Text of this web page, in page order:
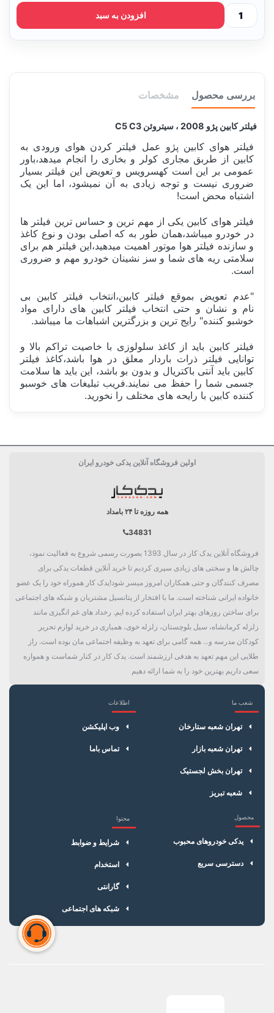
افزودن به سبد
بررسی محصول مشخصات
فیلتر کابین پژو 2008 ، سیتروئن C5 C3
فیلتر هوای کابین پژو عمل فیلتر کردن هوای ورودی به
کابین از طربق مجاری کولر و بخاری را انجام میدهد،باور
عمومی بر این است کهسرویس و تعویض این فیلتر بسیار
ضروری نیست و توجه زیادی به آن نمیشود، اما این یک
اشتباه محض است!
فیلتر هوای کابین یکی از مهم ترین و حساس ترین فیلتر ها
در خودرو میباشد،همان طور به که اصلی بودن و نوع کاغذ
و سازنده فیلتر هوا موتور اهمیت میدهید،این فیلتر هم برای
سلامتی ریه های شما و سز نشینان خودرو مهم و ضروری
است.
"عدم تعویض بموقع فیلتر کابین،انتخاب فیلتر کابین بی
نام و نشان و حتی انتخاب فیلتر کابین های دارای مواد
خوشبو کننده" رایج ترین و بزرگترین اشباهات ما میباشد.
فیلتر کابین باید از کاغذ سلولوزی با خاصیت تراکم بالا و
توانایی فیلتر ذرات باردار معلق در هوا باشد،کاغذ فیلتر
کابین باید آنتی باکتریال و بدون بو باشد، این باید ها سلامت
جسمی شما را حفظ می نمایند.فریب تبلیغات های خوسبو
کننده کابین با رایحه های مختلف را نخورید.
10 هزار کیلومتر
جعبه تکی
فیلتر
اولین فروشگاه آنلاین یدکی خودرو ایران
همه روزه تا ۲۴ بامداد
34831
فروشگاه آنلاین یدک کار در سال 1393 بصورت رسمی شروع به فعالیت نمود،
چالش ها و سختی های زیادی سپری کردیم تا خرید آنلاین قطعات یدکی برای
مصرف کنندگان و حتی همکاران امروز میسر شود!یدک کار هموراه خود را یک عضو
خانواده ایرانی شناخته است. ما با افتخار از پتانسیل مشتریان و شبکه های اجتماعی
برای ساختن روزهای بهتر ایران استفاده کرده ایم. رخداد های غم انگیزی مانند
زلزله کرمانشاه، سیل بلوچستان، زلزله خوی، همیاری در خرید لوازم تحریر
کودکان مدرسه و... همه گامی برای تعهد به وظیفه اجتماعی مان بوده است. راز
طلایی این مهم تعهد به هدفی ارزشمند است. یدک کار در کنار شماست و همواره
سعی داریم بهترین خود را به شما ارائه دهیم
شعب ما
تهران شعبه ستارخان
تهران شعبه بازار
تهران بخش لجستیک
شعبه تبریز
اطلاعات
وب اپلیکشن
تماس باما
محصول
یدکی خودروهای محبوب
دسترسی سریع
محتوا
شرایط و ضوابط
استخدام
گارانتی
شبکه های اجتماعی
×